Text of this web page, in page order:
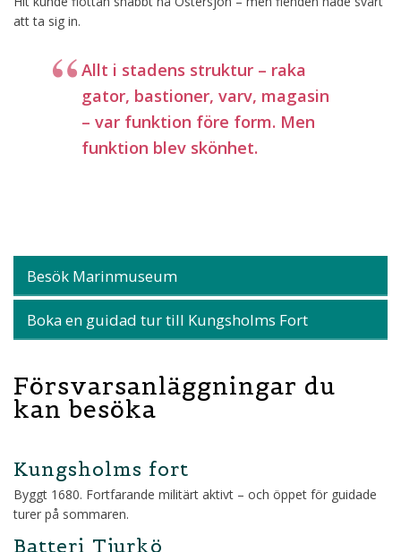
att ta sig in.
Allt i stadens struktur – raka
gator, bastioner, varv, magasin
– var funktion före form. Men
funktion blev skönhet.
Besök Marinmuseum
Boka en guidad tur till Kungsholms Fort
Försvarsanläggningar du
kan besöka
Kungsholms fort
Byggt 1680. Fortfarande militärt aktivt – och öppet för guidade
turer på sommaren.
Batteri Tjurkö